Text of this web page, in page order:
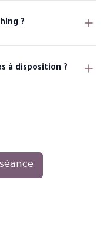
?
à disposition ?